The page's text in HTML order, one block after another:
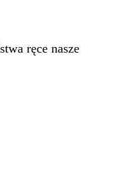
ręce nasze